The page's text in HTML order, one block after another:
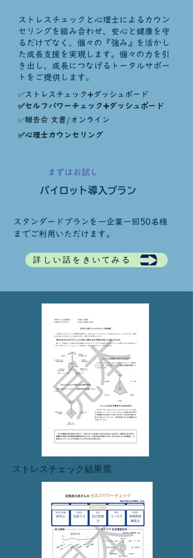
ストレスチェックと心理士によるカウン
セリングを組み合わせ、安心と健康を守
るだけでなく、個々の『強み』を活かし
た成長支援を実現します。個々の力を引
き出し、成長につなげるトータルサポー
トをご提供します。
​✅ストレスチェック➕ダッシュボード
​✅セルフパワーチェック➕ダッシュボード
✅報告会 文書/オンライン
​✅心理士カウンセリング
まずはお試し
パイロット導入プラン
スタンダードプランを一企業一回50名様
までご利用いただけます。
詳しい話をきいてみる
​ストレスチェック結果票